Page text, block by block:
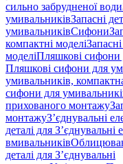
сильно забрудненої води
умивальниківЗапасні
умивальниківСифони
компактні моделі
моделіПляшкові сифони
Пляшкові сифони для
умивальників,
сифони для
прихованого монтажу
монтажуЗ’єднувальні
деталі для З’єднувальні
вмивальників
деталі для З’єднувальні